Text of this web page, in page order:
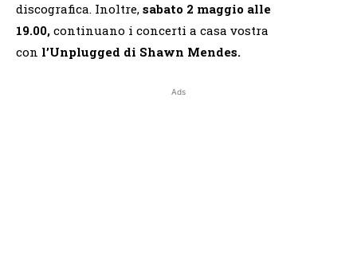
discografica. Inoltre, sabato 2 maggio alle
19.00, continuano i concerti a casa vostra
con l’Unplugged di Shawn Mendes.
Ads